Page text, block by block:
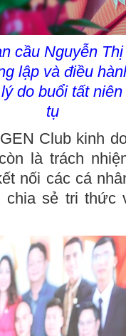
cầu Nguyễn
lập và điều
do buổi tất
tụ
Club kinh
là trách
nối các cá
chia sẻ tri thức